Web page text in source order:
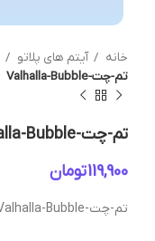
خانه آیتم های پلاتو
تم-چت-Valhalla-Bubble
تم-چت-Valhalla-Bubble
تومان
تم-چت-Valhalla-Bubble